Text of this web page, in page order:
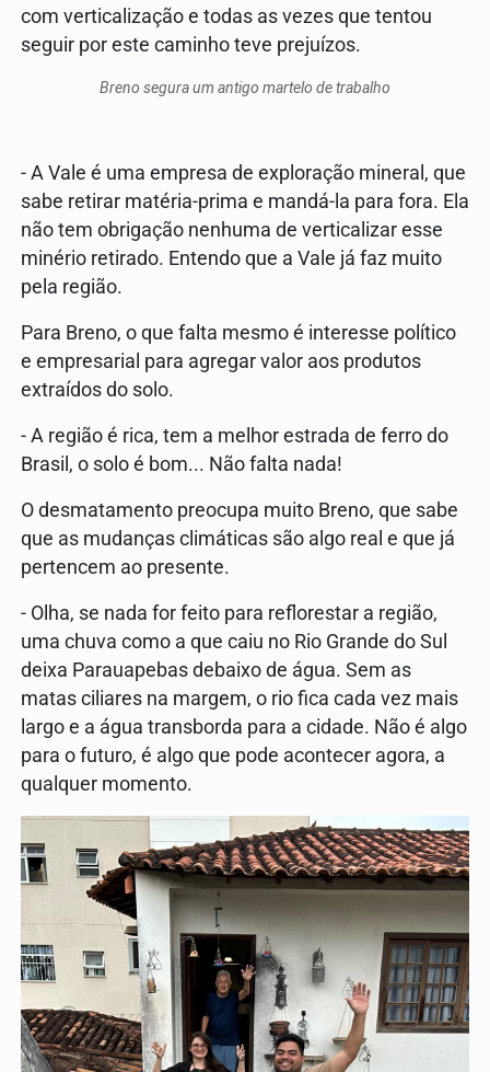
com verticalização e todas as vezes que tentou
seguir por este caminho teve prejuízos.
Breno segura um antigo martelo de trabalho
- A Vale é uma empresa de exploração mineral, que
sabe retirar matéria-prima e mandá-la para fora. Ela
não tem obrigação nenhuma de verticalizar esse
minério retirado. Entendo que a Vale já faz muito
pela região.
Para Breno, o que falta mesmo é interesse político
e empresarial para agregar valor aos produtos
extraídos do solo.
- A região é rica, tem a melhor estrada de ferro do
Brasil, o solo é bom... Não falta nada!
O desmatamento preocupa muito Breno, que sabe
que as mudanças climáticas são algo real e que já
pertencem ao presente.
- Olha, se nada for feito para reflorestar a região,
uma chuva como a que caiu no Rio Grande do Sul
deixa Parauapebas debaixo de água. Sem as
matas ciliares na margem, o rio fica cada vez mais
largo e a água transborda para a cidade. Não é algo
para o futuro, é algo que pode acontecer agora, a
qualquer momento.